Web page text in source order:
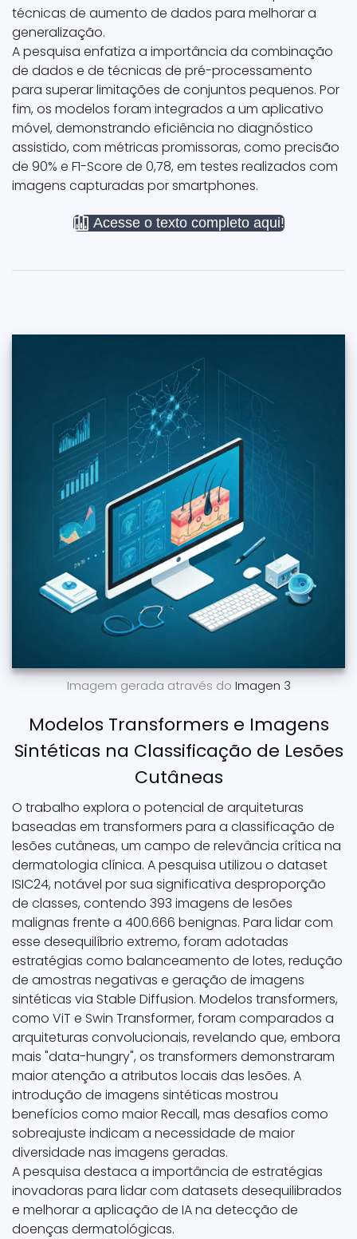
técnicas de aumento de dados para melhorar a
generalização.
A pesquisa enfatiza a importância da combinação
de dados e de técnicas de pré-processamento
para superar limitações de conjuntos pequenos. Por
fim, os modelos foram integrados a um aplicativo
móvel, demonstrando eficiência no diagnóstico
assistido, com métricas promissoras, como precisão
de 90% e F1-Score de 0,78, em testes realizados com
imagens capturadas por smartphones.
Acesse o texto completo aqui!
Imagem gerada através do Imagen 3
Modelos Transformers e Imagens
Sintéticas na Classificação de Lesões
Cutâneas
O trabalho explora o potencial de arquiteturas
baseadas em transformers para a classificação de
lesões cutâneas, um campo de relevância crítica na
dermatologia clínica. A pesquisa utilizou o dataset
ISIC24, notável por sua significativa desproporção
de classes, contendo 393 imagens de lesões
malignas frente a 400.666 benignas. Para lidar com
esse desequilíbrio extremo, foram adotadas
estratégias como balanceamento de lotes, redução
de amostras negativas e geração de imagens
sintéticas via Stable Diffusion. Modelos transformers,
como ViT e Swin Transformer, foram comparados a
arquiteturas convolucionais, revelando que, embora
mais "data-hungry", os transformers demonstraram
maior atenção a atributos locais das lesões. A
introdução de imagens sintéticas mostrou
benefícios como maior Recall, mas desafios como
sobreajuste indicam a necessidade de maior
diversidade nas imagens geradas.
A pesquisa destaca a importância de estratégias
inovadoras para lidar com datasets desequilibrados
e melhorar a aplicação de IA na detecção de
doenças dermatológicas.